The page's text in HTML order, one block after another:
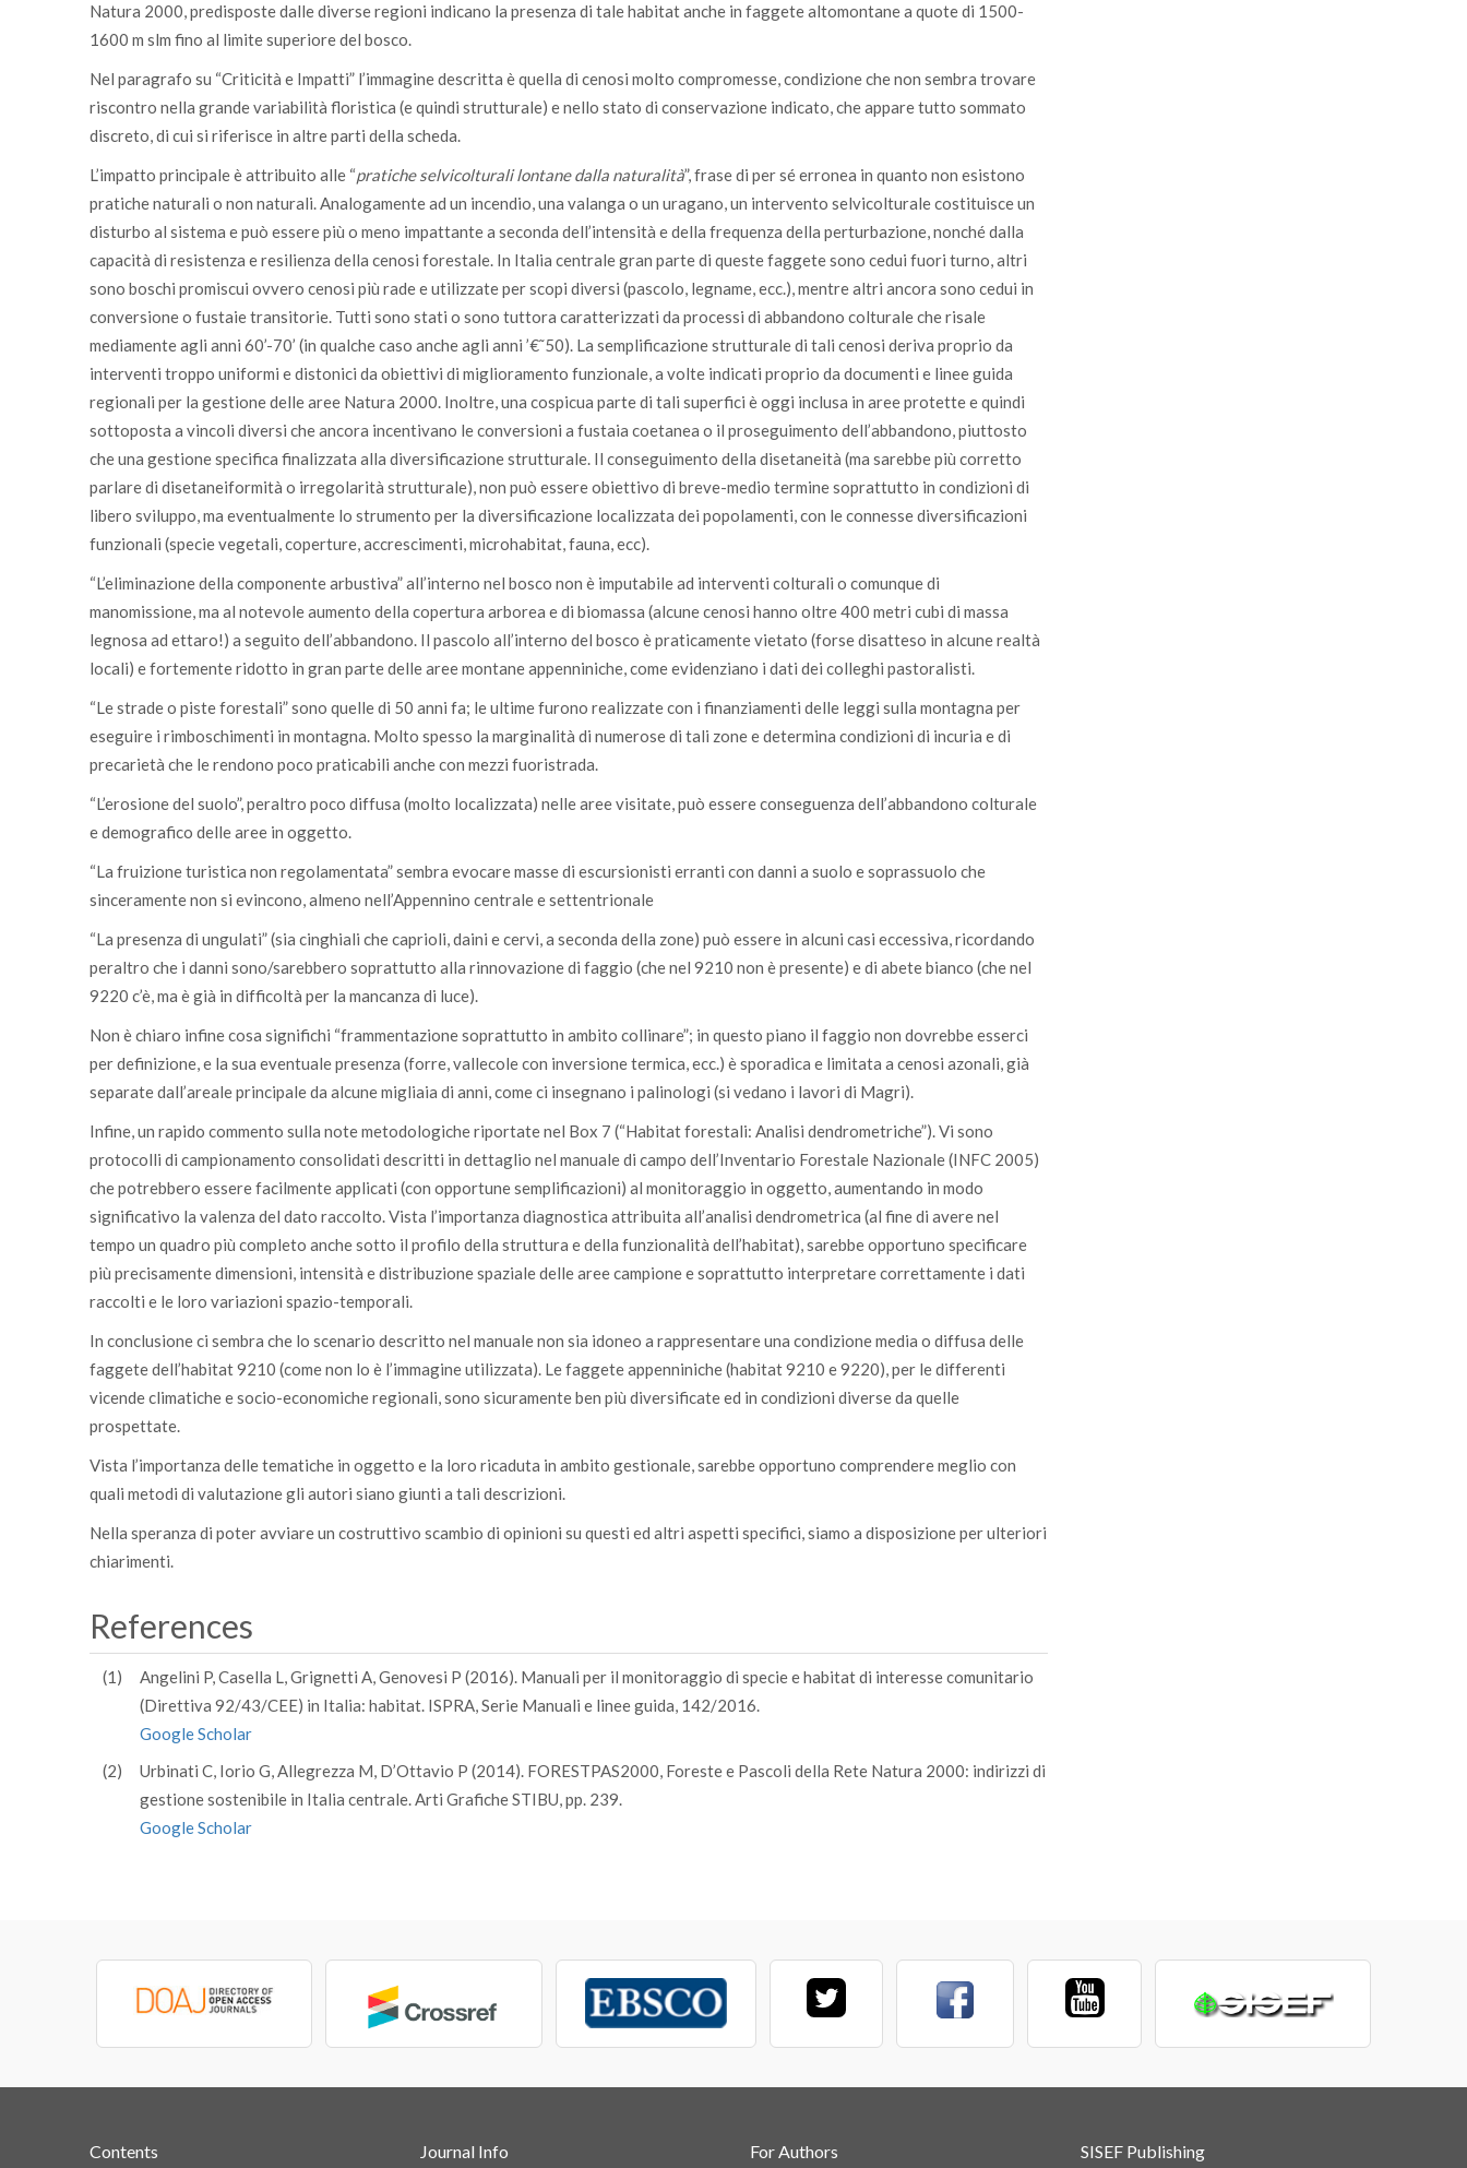
Natura 2000, predisposte dalle diverse regioni indicano la presenza di tale habitat anche in faggete altomontane a quote di 1500-
1600 m slm fino al limite superiore del bosco.
Nel paragrafo su “Criticità e Impatti” l’immagine descritta è quella di cenosi molto compromesse, condizione che non sembra trovare
riscontro nella grande variabilità floristica (e quindi strutturale) e nello stato di conservazione indicato, che appare tutto sommato
discreto, di cui si riferisce in altre parti della scheda.
L’impatto principale è attribuito alle “pratiche selvicolturali lontane dalla naturalità”, frase di per sé erronea in quanto non esistono
pratiche naturali o non naturali. Analogamente ad un incendio, una valanga o un uragano, un intervento selvicolturale costituisce un
disturbo al sistema e può essere più o meno impattante a seconda dell’intensità e della frequenza della perturbazione, nonché dalla
capacità di resistenza e resilienza della cenosi forestale. In Italia centrale gran parte di queste faggete sono cedui fuori turno, altri
sono boschi promiscui ovvero cenosi più rade e utilizzate per scopi diversi (pascolo, legname, ecc.), mentre altri ancora sono cedui in
conversione o fustaie transitorie. Tutti sono stati o sono tuttora caratterizzati da processi di abbandono colturale che risale
mediamente agli anni 60’-70’ (in qualche caso anche agli anni ’€˜50). La semplificazione strutturale di tali cenosi deriva proprio da
interventi troppo uniformi e distonici da obiettivi di miglioramento funzionale, a volte indicati proprio da documenti e linee guida
regionali per la gestione delle aree Natura 2000. Inoltre, una cospicua parte di tali superfici è oggi inclusa in aree protette e quindi
sottoposta a vincoli diversi che ancora incentivano le conversioni a fustaia coetanea o il proseguimento dell’abbandono, piuttosto
che una gestione specifica finalizzata alla diversificazione strutturale. Il conseguimento della disetaneità (ma sarebbe più corretto
parlare di disetaneiformità o irregolarità strutturale), non può essere obiettivo di breve-medio termine soprattutto in condizioni di
libero sviluppo, ma eventualmente lo strumento per la diversificazione localizzata dei popolamenti, con le connesse diversificazioni
funzionali (specie vegetali, coperture, accrescimenti, microhabitat, fauna, ecc).
“L’eliminazione della componente arbustiva” all’interno nel bosco non è imputabile ad interventi colturali o comunque di
manomissione, ma al notevole aumento della copertura arborea e di biomassa (alcune cenosi hanno oltre 400 metri cubi di massa
legnosa ad ettaro!) a seguito dell’abbandono. Il pascolo all’interno del bosco è praticamente vietato (forse disatteso in alcune realtà
locali) e fortemente ridotto in gran parte delle aree montane appenniniche, come evidenziano i dati dei colleghi pastoralisti.
“Le strade o piste forestali” sono quelle di 50 anni fa; le ultime furono realizzate con i finanziamenti delle leggi sulla montagna per
eseguire i rimboschimenti in montagna. Molto spesso la marginalità di numerose di tali zone e determina condizioni di incuria e di
precarietà che le rendono poco praticabili anche con mezzi fuoristrada.
“L’erosione del suolo”, peraltro poco diffusa (molto localizzata) nelle aree visitate, può essere conseguenza dell’abbandono colturale
e demografico delle aree in oggetto.
“La fruizione turistica non regolamentata” sembra evocare masse di escursionisti erranti con danni a suolo e soprassuolo che
sinceramente non si evincono, almeno nell’Appennino centrale e settentrionale
“La presenza di ungulati” (sia cinghiali che caprioli, daini e cervi, a seconda della zone) può essere in alcuni casi eccessiva, ricordando
peraltro che i danni sono/sarebbero soprattutto alla rinnovazione di faggio (che nel 9210 non è presente) e di abete bianco (che nel
9220 c’è, ma è già in difficoltà per la mancanza di luce).
Non è chiaro infine cosa significhi “frammentazione soprattutto in ambito collinare”; in questo piano il faggio non dovrebbe esserci
per definizione, e la sua eventuale presenza (forre, vallecole con inversione termica, ecc.) è sporadica e limitata a cenosi azonali, già
separate dall’areale principale da alcune migliaia di anni, come ci insegnano i palinologi (si vedano i lavori di Magri).
Infine, un rapido commento sulla note metodologiche riportate nel Box 7 (“Habitat forestali: Analisi dendrometriche”). Vi sono
protocolli di campionamento consolidati descritti in dettaglio nel manuale di campo dell’Inventario Forestale Nazionale (INFC 2005)
che potrebbero essere facilmente applicati (con opportune semplificazioni) al monitoraggio in oggetto, aumentando in modo
significativo la valenza del dato raccolto. Vista l’importanza diagnostica attribuita all’analisi dendrometrica (al fine di avere nel
tempo un quadro più completo anche sotto il profilo della struttura e della funzionalità dell’habitat), sarebbe opportuno specificare
più precisamente dimensioni, intensità e distribuzione spaziale delle aree campione e soprattutto interpretare correttamente i dati
raccolti e le loro variazioni spazio-temporali.
In conclusione ci sembra che lo scenario descritto nel manuale non sia idoneo a rappresentare una condizione media o diffusa delle
faggete dell’habitat 9210 (come non lo è l’immagine utilizzata). Le faggete appenniniche (habitat 9210 e 9220), per le differenti
vicende climatiche e socio-economiche regionali, sono sicuramente ben più diversificate ed in condizioni diverse da quelle
prospettate.
Vista l’importanza delle tematiche in oggetto e la loro ricaduta in ambito gestionale, sarebbe opportuno comprendere meglio con
quali metodi di valutazione gli autori siano giunti a tali descrizioni.
Nella speranza di poter avviare un costruttivo scambio di opinioni su questi ed altri aspetti specifici, siamo a disposizione per ulteriori
chiarimenti.
References
(1)
Angelini P, Casella L, Grignetti A, Genovesi P (2016). Manuali per il monitoraggio di specie e habitat di interesse comunitario
(Direttiva 92/43/CEE) in Italia: habitat. ISPRA, Serie Manuali e linee guida, 142/2016.
Google Scholar
(2)
Urbinati C, Iorio G, Allegrezza M, D’Ottavio P (2014). FORESTPAS2000, Foreste e Pascoli della Rete Natura 2000: indirizzi di
gestione sostenibile in Italia centrale. Arti Grafiche STIBU, pp. 239.
Google Scholar
Contents Journal Info For Authors SISEF Publishing